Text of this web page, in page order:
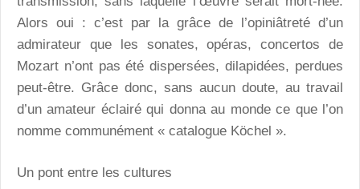
Alors oui : c’est par la grâce de l’opiniâtreté d’un
admirateur que les sonates, opéras, concertos de
Mozart n’ont pas été dispersées, dilapidées, perdues
peut-être. Grâce donc, sans aucun doute, au travail
d’un amateur éclairé qui donna au monde ce que l’on
nomme communément « catalogue Köchel ».
Un pont entre les cultures